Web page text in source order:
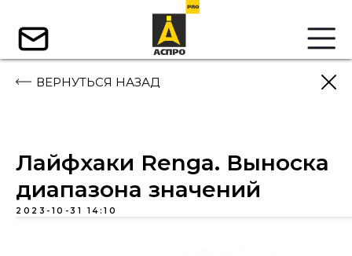
ВЕРНУТЬСЯ НАЗАД
Лайфхаки Renga. Выноска
диапазона значений
2023-10-31 14:10